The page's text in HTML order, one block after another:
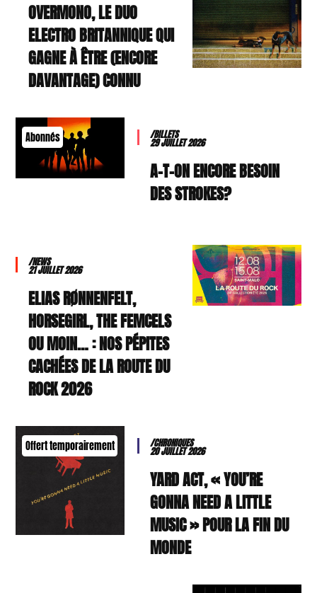
OVERMONO, LE DUO
ELECTRO BRITANNIQUE QUI
GAGNE À ÊTRE (ENCORE
DAVANTAGE) CONNU
Abonnés /BILLETS
29 JUILLET 2026
A-T-ON ENCORE BESOIN
DES STROKES?
/NEWS
21 JUILLET 2026
ELIAS RØNNENFELT,
HORSEGIRL, THE FEMCELS
OU MOIN… : NOS PÉPITES
CACHÉES DE LA ROUTE DU
ROCK 2026
Offert temporairement /CHRONIQUES
20 JUILLET 2026
YARD ACT, « YOU’RE
GONNA NEED A LITTLE
MUSIC » POUR LA FIN DU
MONDE